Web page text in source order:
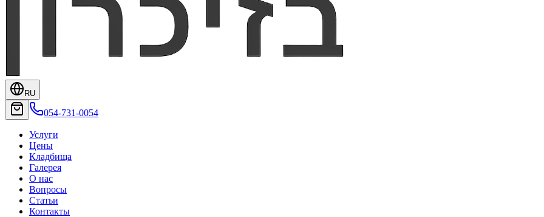
RU
054-731-0054
Услуги
Цены
Кладбища
Галерея
О нас
Вопросы
Статьи
Контакты